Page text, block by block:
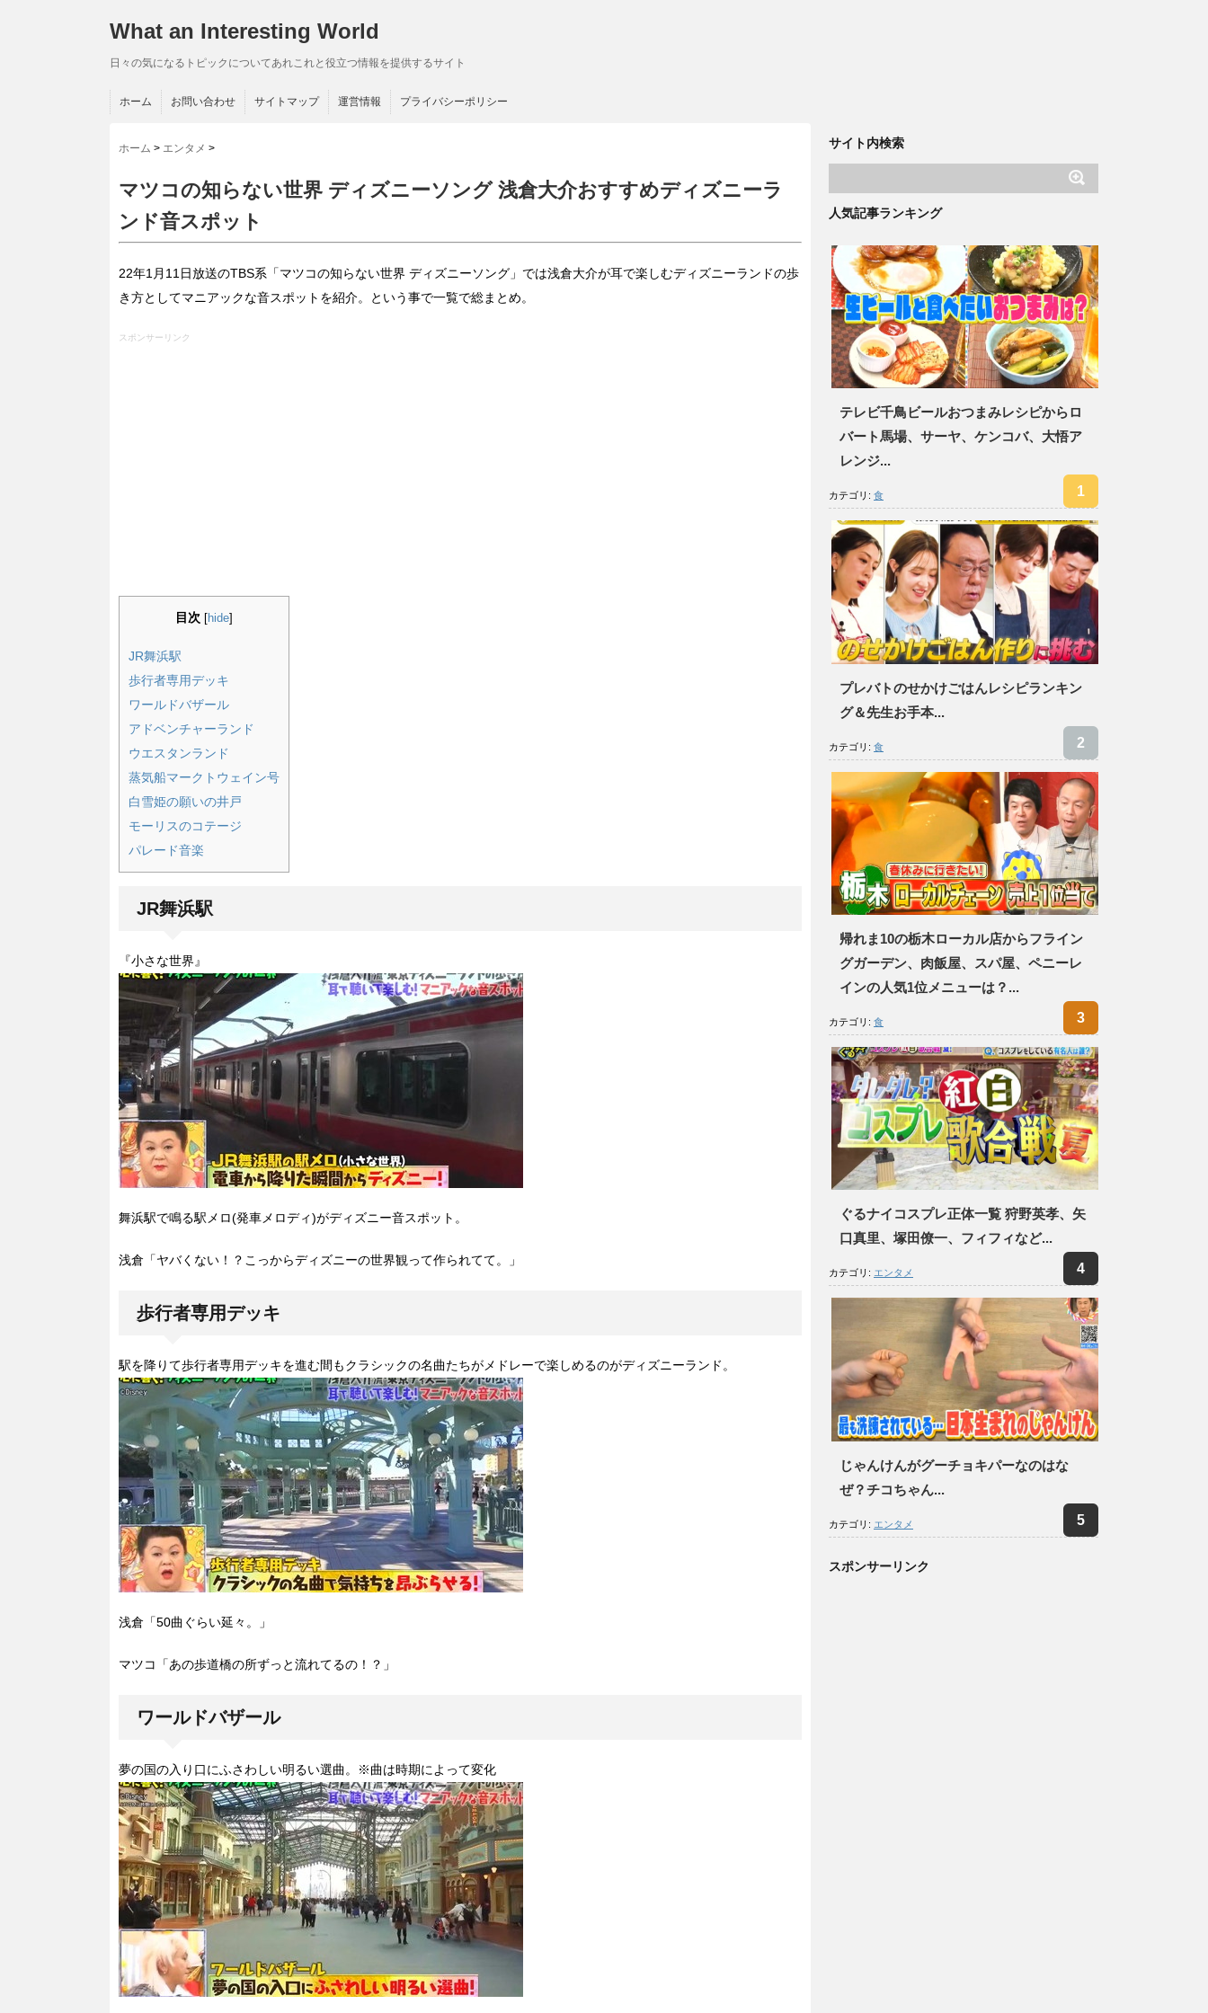
What an Interesting World
日々の気になるトピックについてあれこれと役立つ情報を提供するサイト
ホーム お問い合わせ サイトマップ 運営情報 プライバシーポリシー
ホーム > エンタメ >
マツコの知らない世界 ディズニーソング 浅倉大介おすすめディズニーラ
ンド音スポット
22年1月11日放送のTBS系「マツコの知らない世界 ディズニーソング」では浅倉大介が耳で楽しむディズニーランドの歩
き方としてマニアックな音スポットを紹介。という事で一覧で総まとめ。
スポンサーリンク
目次 [hide]
JR舞浜駅
歩行者専用デッキ
ワールドバザール
アドベンチャーランド
ウエスタンランド
蒸気船マークトウェイン号
白雪姫の願いの井戸
モーリスのコテージ
パレード音楽
JR舞浜駅
『小さな世界』
舞浜駅で鳴る駅メロ(発車メロディ)がディズニー音スポット。
浅倉「ヤバくない！？こっからディズニーの世界観って作られてて。」
歩行者専用デッキ
駅を降りて歩行者専用デッキを進む間もクラシックの名曲たちがメドレーで楽しめるのがディズニーランド。
浅倉「50曲ぐらい延々。」
マツコ「あの歩道橋の所ずっと流れてるの！？」
ワールドバザール
夢の国の入り口にふさわしい明るい選曲。※曲は時期によって変化
サイト内検索
人気記事ランキング
テレビ千鳥ビールおつまみレシピからロ
バート馬場、サーヤ、ケンコバ、大悟ア
レンジ...
カテゴリ: 食
プレバトのせかけごはんレシピランキン
グ＆先生お手本...
カテゴリ: 食
帰れま10の栃木ローカル店からフライン
グガーデン、肉飯屋、スパ屋、ペニーレ
インの人気1位メニューは？...
カテゴリ: 食
ぐるナイコスプレ正体一覧 狩野英孝、矢
口真里、塚田僚一、フィフィなど...
カテゴリ: エンタメ
じゃんけんがグーチョキパーなのはな
ぜ？チコちゃん...
カテゴリ: エンタメ
スポンサーリンク